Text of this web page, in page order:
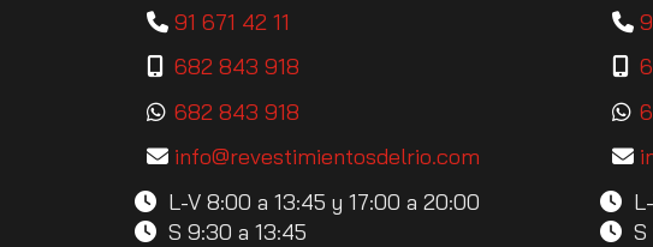
91 671 42 11
682 843 918
682 843 918
info
revestimientosdelrio.com
L-V 8:00 a 13:45 y 17:00 a 20:00
S 9:30 a 13:45
S